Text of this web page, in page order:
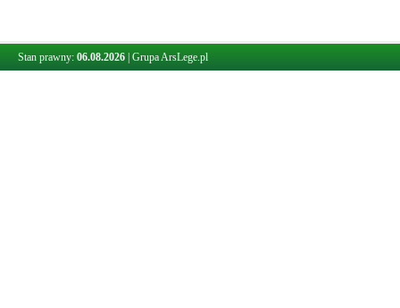
Stan prawny: 06.08.2026 Grupa ArsLege.pl